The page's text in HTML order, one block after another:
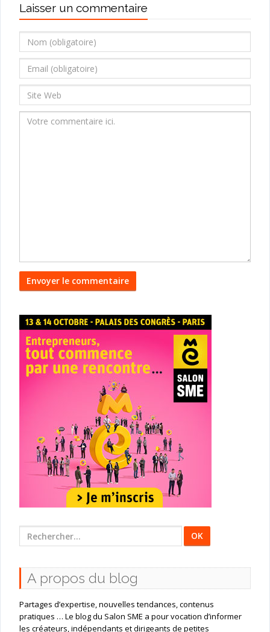
Laisser un commentaire
Rechercher
:
A propos du blog
Partages d’expertise, nouvelles tendances, contenus
pratiques … Le blog du Salon SME a pour vocation d’informer
les créateurs, indépendants et dirigeants de petites